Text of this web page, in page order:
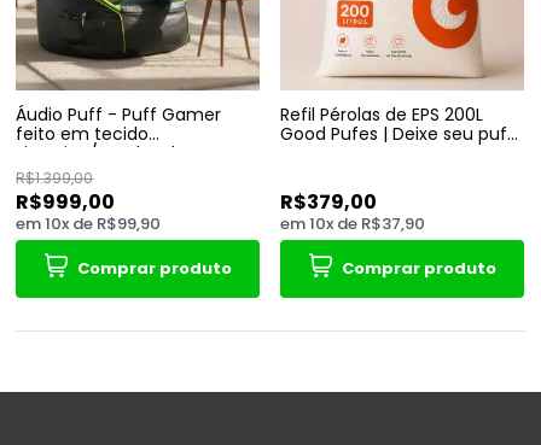
Áudio Puff - Puff Gamer
feito em tecido
sintetico/perolas de EPS
R$1.399,00
R$999,00
em10x de R$99,90
Comprar produto
Refil Pérolas de EPS 200L
Good Pufes | Deixe seu puff
R$379,00
em10x de R$37,90
Comprar produto